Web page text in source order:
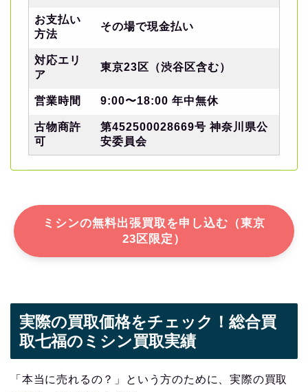
お支払い
方法
その場で現金払い
対応エリ
ア
東京23区（渋谷区含む）
営業時間 9:00〜18:00 年中無休
古物商許
可
第452500028669号 神奈川県公
安委員会
ミシンの無料出張買取を申し込む（東京
23区限定）
実際の買取価格をチェック！総合買
取七福のミシン買取実績
「本当に売れるの？」という方のために、実際の買取